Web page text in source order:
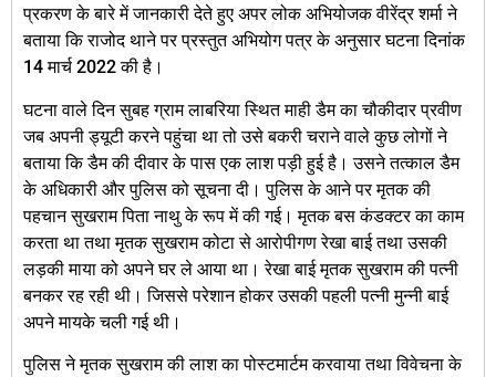
प्रकरण के बारे में जानकारी देते हुए अपर लोक अभियोजक वीरेंद्र शर्मा ने
बताया कि राजोद थाने पर प्रस्तुत अभियोग पत्र के अनुसार घटना दिनांक
14 मार्च 2022 की है।
घटना वाले दिन सुबह ग्राम लाबरिया स्थित माही डैम का चौकीदार प्रवीण
जब अपनी ड्यूटी करने पहुंचा था तो उसे बकरी चराने वाले कुछ लोगों ने
बताया कि डैम की दीवार के पास एक लाश पड़ी हुई है। उसने तत्काल डैम
के अधिकारी और पुलिस को सूचना दी। पुलिस के आने पर मृतक की
पहचान सुखराम पिता नाथु के रूप में की गई। मृतक बस कंडक्टर का काम
करता था तथा मृतक सुखराम कोटा से आरोपीगण रेखा बाई तथा उसकी
लड़की माया को अपने घर ले आया था। रेखा बाई मृतक सुखराम की पत्नी
बनकर रह रही थी। जिससे परेशान होकर उसकी पहली पत्नी मुन्नी बाई
अपने मायके चली गई थी।
पुलिस ने मृतक सुखराम की लाश का पोस्टमार्टम करवाया तथा विवेचना के